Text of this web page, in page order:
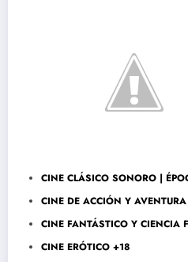
CINE CLÁSICO SONORO |
CINE DE ACCIÓN Y
CINE FANTÁSTICO Y CIENCIA
CINE ERÓTICO +18